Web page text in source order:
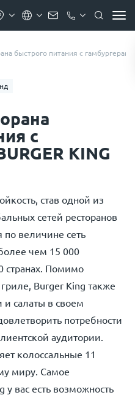
быстрого питания с
с
KING
став одной из
сетей ресторанов
по величине сеть
чем 15 000
странах. Помимо
Burger King также
и салаты в своем
потребности
аудитории.
колоссальные 11
миру. Самое
у вас есть возможность